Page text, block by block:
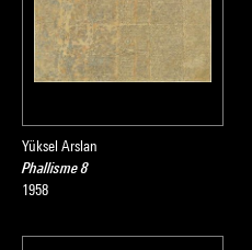
Yüksel Arslan
Phallisme 8
1958